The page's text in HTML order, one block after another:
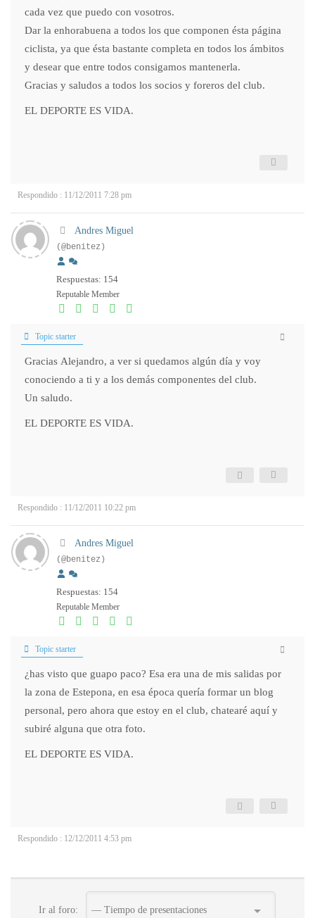
cada vez que puedo con vosotros.
Dar la enhorabuena a todos los que componen ésta página
ciclista, ya que ésta bastante completa en todos los ámbitos
y desear que entre todos consigamos mantenerla.
Gracias y saludos a todos los socios y foreros del club.
EL DEPORTE ES VIDA.
Respondido : 11/12/2011 7:28 pm
Andres Miguel
(@benitez)
Respuestas: 154
Reputable Member
Topic starter
Gracias Alejandro, a ver si quedamos algún día y voy
conociendo a ti y a los demás componentes del club.
Un saludo.
EL DEPORTE ES VIDA.
Respondido : 11/12/2011 10:22 pm
Andres Miguel
(@benitez)
Respuestas: 154
Reputable Member
Topic starter
¿has visto que guapo paco? Esa era una de mis salidas por
la zona de Estepona, en esa época quería formar un blog
personal, pero ahora que estoy en el club, chatearé aquí y
subiré alguna que otra foto.
EL DEPORTE ES VIDA.
Respondido : 12/12/2011 4:53 pm
Ir al foro: